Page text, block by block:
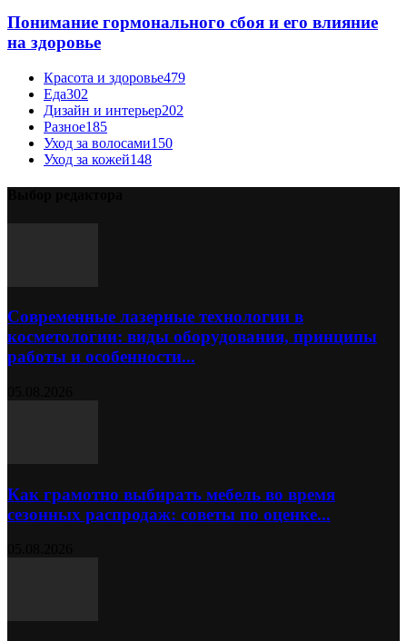
Понимание гормонального сбоя и его влияние
на здоровье
Красота и здоровье479
Еда302
Дизайн и интерьер202
Разное185
Уход за волосами150
Уход за кожей148
Современные лазерные технологии в
косметологии: виды оборудования, принципы
работы и особенности...
Как грамотно выбирать мебель во время
сезонных распродаж: советы по оценке...